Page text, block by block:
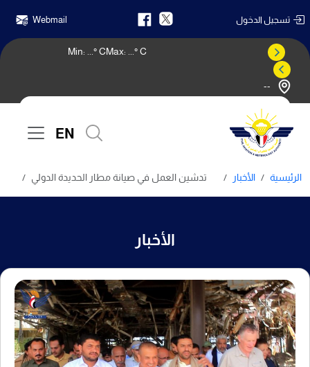
تسجيل الدخول Webmail
--
Max: ° C
Min: ° C
EN
الرئيسية الأخبار تدشين العمل في صيانة مطار الحديدة الدولي
الأخبار